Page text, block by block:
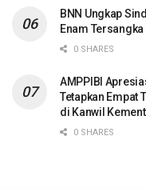
BNN Ungkap
Enam
0 SHARES
AMPPIBI
Tetapkan Empat
di Kanwil
0 SHARES